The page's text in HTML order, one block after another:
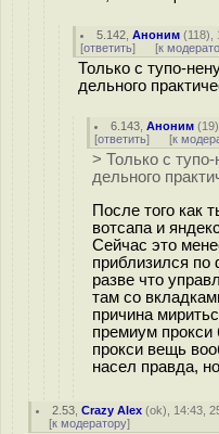
5.142 ,Аноним (118),
[ответить] [к
Только с тупо-
дельного
6.143 ,Аноним (19
[ответить] [к
> Только с
дельного
После того как
вотсапа и
Сейчас это
приблизился по
разве что
там со
причина
премиум прокси
прокси вещь
насел правда,
2.53 ,Crazy Alex (ok), 14:43,
[к модератору]